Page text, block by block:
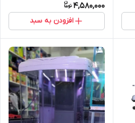
4,580,000
افزودن به سبد